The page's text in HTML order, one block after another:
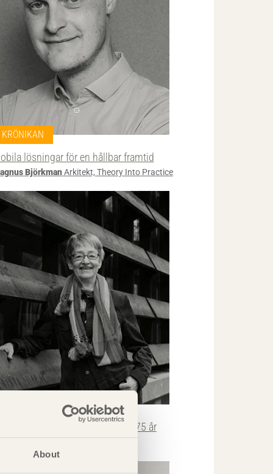
About
KRÖNIKAN
lösningar för en hållbar framtid
BjörkmanArkitekt, Theory Into Practice
träteknisk forskning fyller 75 år